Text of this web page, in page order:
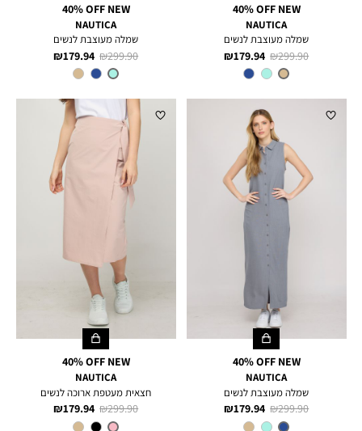
40% OFF NEW
NAUTICA
שמלה מעוצבת לנשים
מחיר
מוצר
179.94 ₪
מחיר
299.90 ₪
צבע
TUSCANY
TAN
40% OFF NEW
NAUTICA
שמלה מעוצבת לנשים
מחיר
מוצר
179.94 ₪
מחיר
299.90 ₪
צבע
MINT
40% OFF NEW
NAUTICA
שמלה מעוצבת לנשים
מחיר
מוצר
179.94 ₪
מחיר
299.90 ₪
צבע
DNM
40% OFF NEW
NAUTICA
חצאית מעטפת ארוכה לנשים
מחיר
מוצר
179.94 ₪
מחיר
299.90 ₪
צבע
PINK